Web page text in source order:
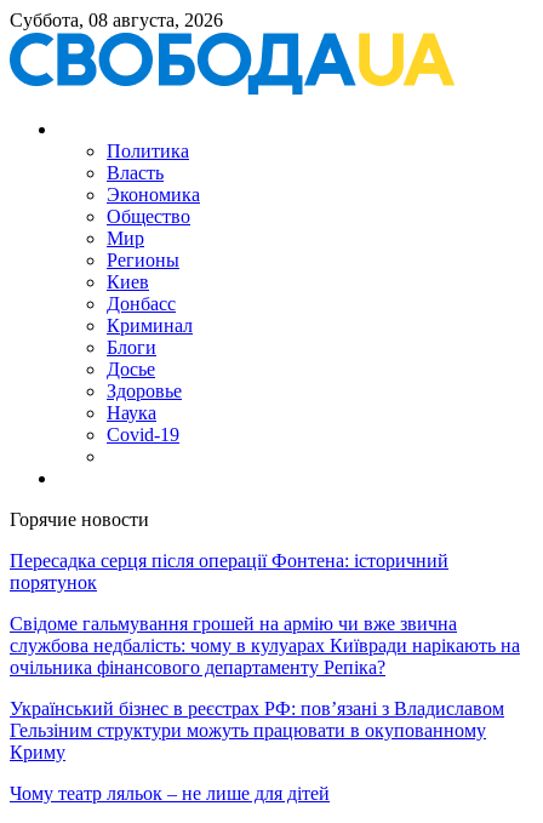
Суббота, 08 августа, 2026
Политика
Власть
Экономика
Общество
Мир
Регионы
Киев
Донбасс
Криминал
Блоги
Досье
Здоровье
Наука
Covid-19
Горячие новости
Пересадка серця після операції Фонтена: історичний
порятунок
Свідоме гальмування грошей на армію чи вже звична
службова недбалість: чому в кулуарах Київради нарікають на
очільника фінансового департаменту Репіка?
Український бізнес в реєстрах РФ: пов’язані з Владиславом
Гельзіним структури можуть працювати в окупованному
Криму
Чому театр ляльок – не лише для дітей